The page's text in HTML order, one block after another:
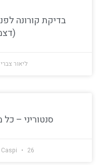
בדיקת קורונה
ליאור צברי
סנטוריני –
Caspi 26 באוגוסט 2020